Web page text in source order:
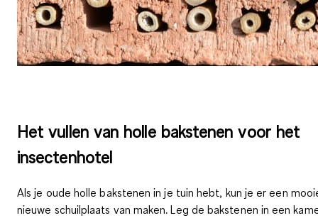
Het vullen van holle bakstenen voor het
insectenhotel
Als je oude holle bakstenen in je tuin hebt, kun je er een
nieuwe schuilplaats van maken. Leg de bakstenen in een